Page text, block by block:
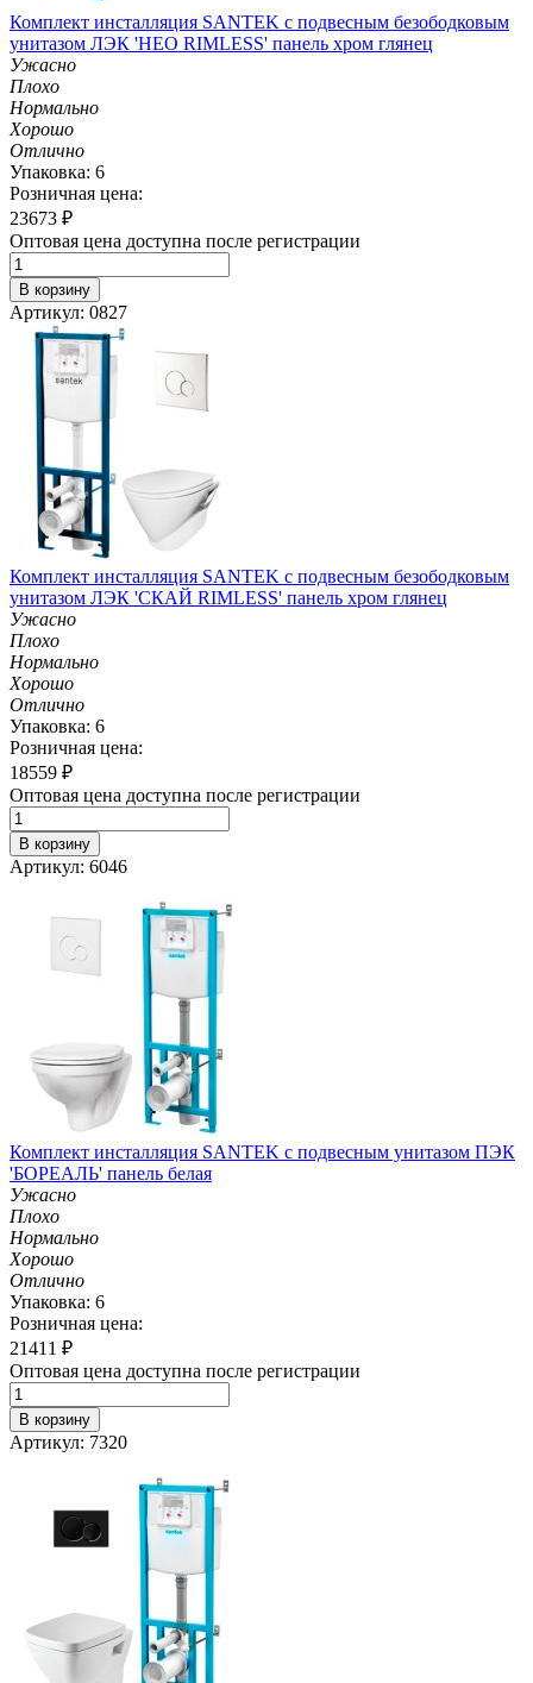
Комплект инсталляция SANTEK с подвесным безободковым
унитазом ЛЭК 'НЕО RIMLESS' панель хром глянец
Ужасно
Плохо
Нормально
Хорошо
Отлично
Упаковка: 6
Розничная цена:
23673 ₽
Оптовая цена доступна после регистрации
В корзину
Артикул: 0827
Комплект инсталляция SANTEK с подвесным безободковым
унитазом ЛЭК 'СКАЙ RIMLESS' панель хром глянец
Ужасно
Плохо
Нормально
Хорошо
Отлично
Упаковка: 6
Розничная цена:
18559 ₽
Оптовая цена доступна после регистрации
В корзину
Артикул: 6046
Комплект инсталляция SANTEK с подвесным унитазом ПЭК
'БОРЕАЛЬ' панель белая
Ужасно
Плохо
Нормально
Хорошо
Отлично
Упаковка: 6
Розничная цена:
21411 ₽
Оптовая цена доступна после регистрации
В корзину
Артикул: 7320